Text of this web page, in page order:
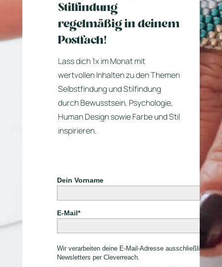
Stilfindung
regelmäßig in deinem
Postfach!
Lass dich 1x im Monat mit
wertvollen Inhalten zu den Themen
Selbstfindung und Stilfindung
durch Bewusstsein, Psychologie,
Human Design sowie Farbe und Stil
inspirieren.
Dein Vorname
E-Mail*
Wir verarbeiten deine E-Mail-Adresse ausschließlich
Newsletters per Cleverreach.